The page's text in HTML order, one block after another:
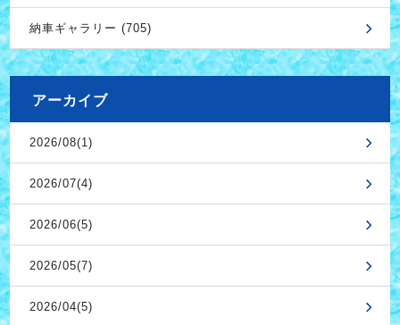
納車ギャラリー (705)
アーカイブ
2026/08(1)
2026/07(4)
2026/06(5)
2026/05(7)
2026/04(5)